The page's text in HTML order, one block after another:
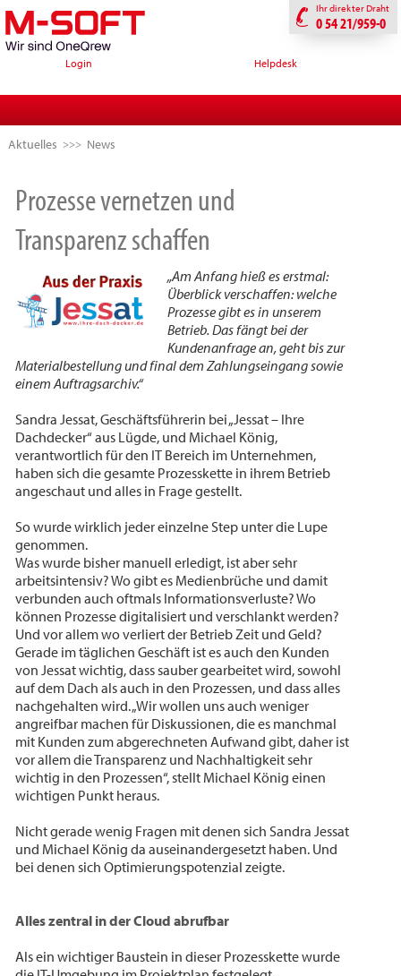
Login Helpdesk
Ihr direkter Draht
0 54 21/959-0
Aktuelles News
Prozesse vernetzen und
Transparenz schaffen
„Am Anfang hieß es erstmal:
Überblick verschaffen: welche
Prozesse gibt es in unserem
Betrieb. Das fängt bei der
Kundenanfrage an, geht bis zur
Materialbestellung und final dem Zahlungseingang sowie
einem Auftragsarchiv.“
Sandra Jessat, Geschäftsführerin bei „Jessat – Ihre
Dachdecker“ aus Lügde, und Michael König,
verantwortlich für den IT Bereich im Unternehmen,
haben sich die gesamte Prozesskette in ihrem Betrieb
angeschaut und alles in Frage gestellt.
So wurde wirklich jeder einzelne Step unter die Lupe
genommen.
Was wurde bisher manuell erledigt, ist aber sehr
arbeitsintensiv? Wo gibt es Medienbrüche und damit
verbunden auch oftmals Informationsverluste? Wo
können Prozesse digitalisiert und verschlankt werden?
Und vor allem wo verliert der Betrieb Zeit und Geld?
Gerade im täglichen Geschäft ist es auch den Kunden
von Jessat wichtig, dass sauber gearbeitet wird, sowohl
auf dem Dach als auch in den Prozessen, und dass alles
nachgehalten wird. „Wir wollen uns auch weniger
angreifbar machen für Diskussionen, die es manchmal
mit Kunden zum abgerechneten Aufwand gibt, daher ist
vor allem die Transparenz und Nachhaltigkeit sehr
wichtig in den Prozessen“, stellt Michael König einen
wichtigen Punkt heraus.
Nicht gerade wenig Fragen mit denen sich Sandra Jessat
und Michael König da auseinandergesetzt haben. Und
bei denen sich Optimierungspotenzial zeigte.
Alles zentral in der Cloud abrufbar
Als ein wichtiger Baustein in dieser Prozesskette wurde